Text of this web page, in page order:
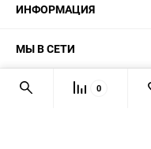
ИНФОРМАЦИЯ
МЫ В СЕТИ
КОНТАКТЫ 0